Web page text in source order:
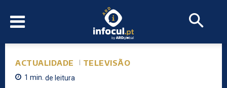
ACTUALIDADE TELEVISÃO
1 min. de leitura